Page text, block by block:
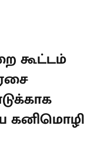
கூட்டம்
கனிமொழி